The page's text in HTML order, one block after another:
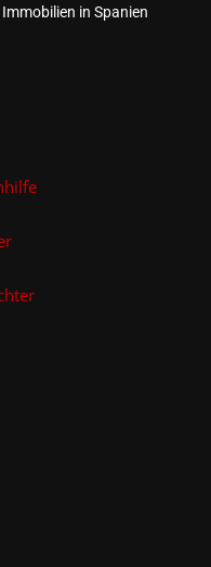
in Spanien